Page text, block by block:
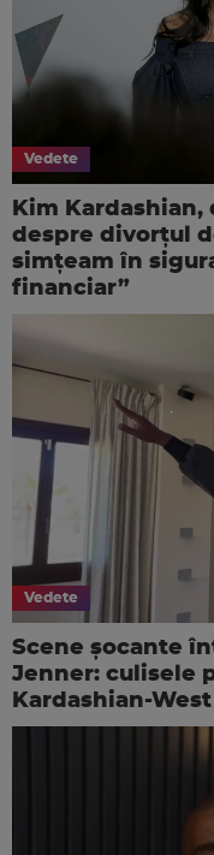
Vedete
Kim
despre divorțul
simțeam în
financiar”
Vedete
Scene șocante
Jenner: culisele
Kardashian-West